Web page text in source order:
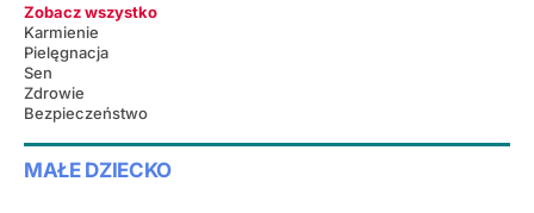
Zobacz wszystko
Karmienie
Pielęgnacja
Sen
Zdrowie
Bezpieczeństwo
MAŁE DZIECKO